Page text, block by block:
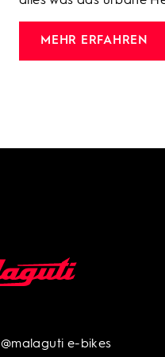
MEHR ERFAHREN
@malaguti e-bikes